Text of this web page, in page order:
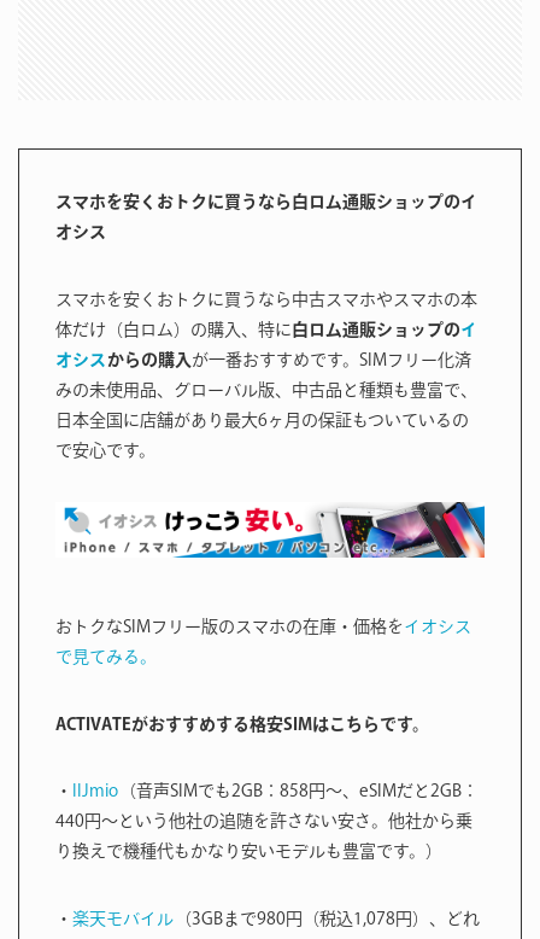
スマホを安くおトクに買うなら白ロム通販ショップのイ
オシス
スマホを安くおトクに買うなら中古スマホやスマホの本
体だけ（白ロム）の購入、特に 白ロム通販ショップのイ
オシス からの購入 が一番おすすめです。SIMフリー化済
みの未使用品、グローバル版、中古品と種類も豊富で、
日本全国に店舗があり最大6ヶ月の保証もついているの
で安心です。
おトクなSIMフリー版のスマホの在庫・価格を イオシス
で見てみる。
ACTIVATEがおすすめする格安SIMはこちらです。
・ IIJmio （音声SIMでも2GB：858円〜、eSIMだと2GB：
440円〜という他社の追随を許さない安さ。他社から乗
り換えで機種代もかなり安いモデルも豊富です。）
・ 楽天モバイル （3GBまで980円（税込1,078円）、どれ